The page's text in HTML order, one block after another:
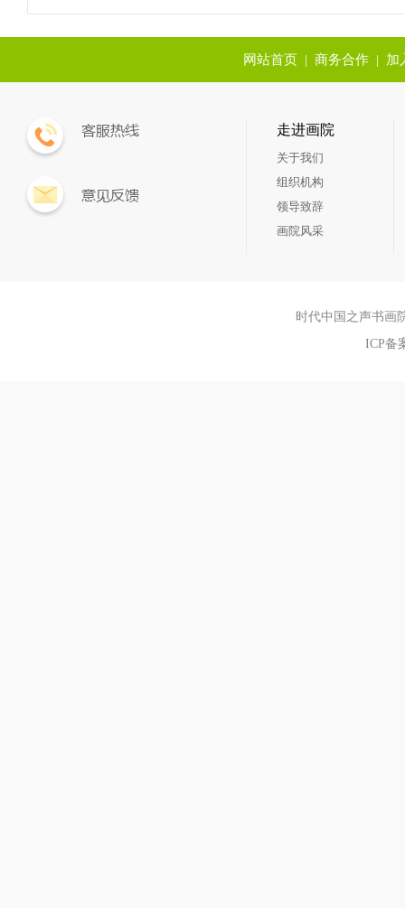
网站首页 | 商务合作 | 加
走进画院
关于我们
组织机构
领导致辞
画院风采
时代中国之声书画
ICP备